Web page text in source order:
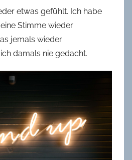
etwas gefühlt. Ich habe
Stimme wieder
jemals wieder
damals nie gedacht.